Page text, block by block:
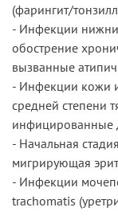
(фарингит/
- Инфекции
обострение
вызванные
- Инфекции кожи и
средней степени
инфицированные
- Начальная
мигрирующая
- Инфекции
trachomatis